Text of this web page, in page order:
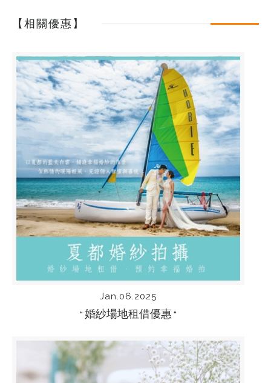
【相關優惠】
Jan.06.2025
“ 婚紗場地租借優惠 “